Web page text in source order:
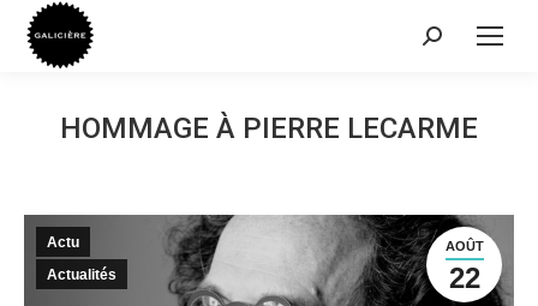
Recherche
HOMMAGE À PIERRE LECARME
AOÛT
22
Actu
Actualités